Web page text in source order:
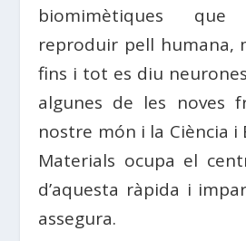
biomimètiques
reproduir pell humana,
fins i tot es diu
algunes de les noves
nostre món i la Ciència i
Materials ocupa el
d’aquesta ràpida i
assegura.